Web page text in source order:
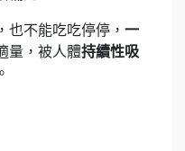
也不能吃吃停停， 一
量，被人體持續性吸
。